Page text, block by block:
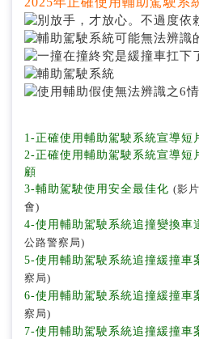
1-正確使用輔助駕駛系統宣導短
2-正確使用輔助駕駛系統宣導短
顧
3-輔助駕駛使用安全最佳化 (影
會)
4-使用輔助駕駛系統追撞變換車
公路警察局)
5-使用輔助駕駛系統追撞緩撞車
察局)
6-使用輔助駕駛系統追撞緩撞車
察局)
7-使用輔助駕駛系統追撞緩撞車